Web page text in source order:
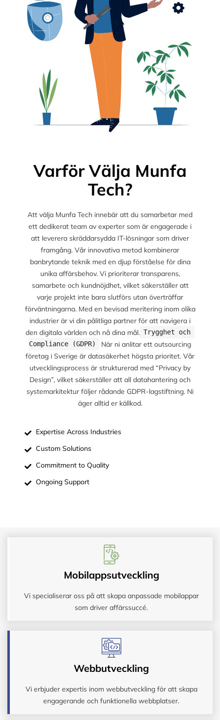
Varför Välja Munfa
Tech?
Att välja Munfa Tech innebär att du samarbetar med
ett dedikerat team av experter som är engagerade i
att leverera skräddarsydda IT-lösningar som driver
framgång. Vår innovativa metod kombinerar
banbrytande teknik med en djup förståelse för dina
unika affärsbehov. Vi prioriterar transparens,
samarbete och kundnöjdhet, vilket säkerställer att
varje projekt inte bara slutförs utan överträffar
förväntningarna. Med en bevisad meritering inom olika
industrier är vi din pålitliga partner för att navigera i
den digitala världen och nå dina mål. Trygghet och
Compliance (GDPR)
När ni anlitar ett outsourcing
företag i Sverige är datasäkerhet högsta prioritet. Vår
utvecklingsprocess är strukturerad med “Privacy by
Design”, vilket säkerställer att all datahantering och
systemarkitektur följer rådande GDPR-lagstiftning. Ni
äger alltid er källkod.
Expertise Across Industries
Custom Solutions
Commitment to Quality
Ongoing Support
Mobilappsutveckling
Vi specialiserar oss på att skapa anpassade mobilappar
som driver affärssuccé.
Webbutveckling
Vi erbjuder expertis inom webbutveckling för att skapa
engagerande och funktionella webbplatser.